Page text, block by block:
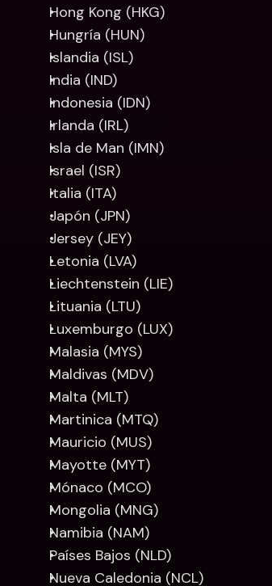
Hong Kong (HKG)
Hungría (HUN)
Islandia (ISL)
India (IND)
Indonesia (IDN)
Irlanda (IRL)
Isla de Man (IMN)
Israel (ISR)
Italia (ITA)
Japón (JPN)
Jersey (JEY)
Letonia (LVA)
Liechtenstein (LIE)
Lituania (LTU)
Luxemburgo (LUX)
Malasia (MYS)
Maldivas (MDV)
Malta (MLT)
Martinica (MTQ)
Mauricio (MUS)
Mayotte (MYT)
Mónaco (MCO)
Mongolia (MNG)
Namibia (NAM)
Países Bajos (NLD)
Nueva Caledonia (NCL)